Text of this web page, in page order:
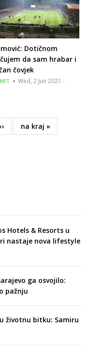
Dotičnom
da sam hrabar i
čovjek
Wed, 2 Jun 2021 -
Last
page
na kraj »
Hotels & Resorts u
nastaje nova lifestyle
ga osvojilo:
pažnju
životnu bitku: Samiru